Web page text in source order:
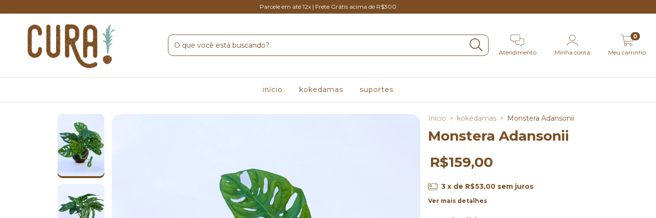
Parcele em até 12x | Frete Grátis acima de R$300
Atendimento Minha conta Meu carrinho
0
início kokedamas suportes
Início > kokedamas > ⁠Monstera Adansonii
⁠Monstera Adansonii
R$159,00
3 x de R$53,00 sem juros
Ver mais detalhes